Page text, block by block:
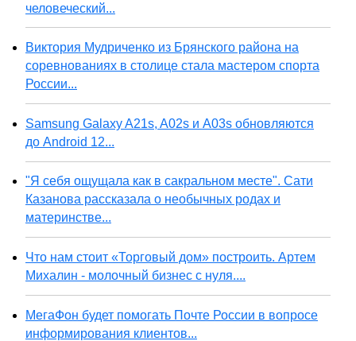
человеческий...
Виктория Мудриченко из Брянского района на
соревнованиях в столице стала мастером спорта
России...
Samsung Galaxy A21s, A02s и A03s обновляются
до Android 12...
"Я себя ощущала как в сакральном месте". Сати
Казанова рассказала о необычных родах и
материнстве...
Что нам стоит «Торговый дом» построить. Артем
Михалин - молочный бизнес с нуля....
МегаФон будет помогать Почте России в вопросе
информирования клиентов...